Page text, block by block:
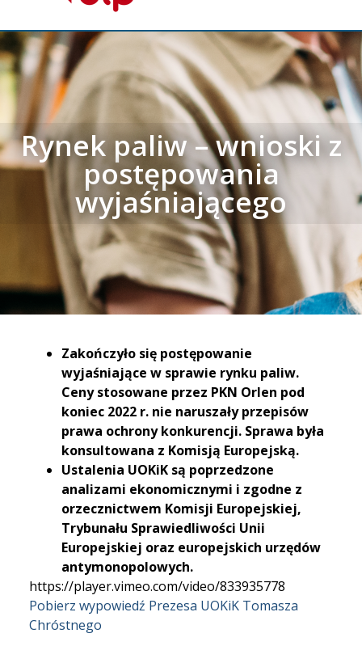
Rynek paliw – wnioski z
postępowania
wyjaśniającego
Zakończyło się postępowanie
wyjaśniające w sprawie rynku paliw.
Ceny stosowane przez PKN Orlen pod
koniec 2022 r. nie naruszały przepisów
prawa ochrony konkurencji. Sprawa była
konsultowana z Komisją Europejską.
Ustalenia UOKiK są poprzedzone
analizami ekonomicznymi i zgodne z
orzecznictwem Komisji Europejskiej,
Trybunału Sprawiedliwości Unii
Europejskiej oraz europejskich urzędów
antymonopolowych.
https://player.vimeo.com/video/833935778
Pobierz wypowiedź Prezesa UOKiK Tomasza
Chróstnego